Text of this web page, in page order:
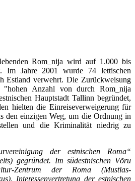
Rom_nija wird auf 1.000 bis
Im Jahre 2001 wurde 74 lettischen
Estland verwehrt. Die Zurückweisung
Anzahl von durch Rom_nija
Hauptstadt Tallinn begründet,
hielten die Einreiseverweigerung für
den einzigen Weg, um die Ordnung in
und die Kriminalität niedrig zu
der estnischen Roma“
gegründet. Im südestnischen Võru
Zentrum der Roma (Mustlas-
Interessenvertretung der estnischen